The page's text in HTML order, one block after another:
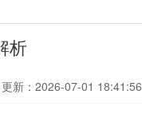
析
更新：2026-07-01 18:41:56